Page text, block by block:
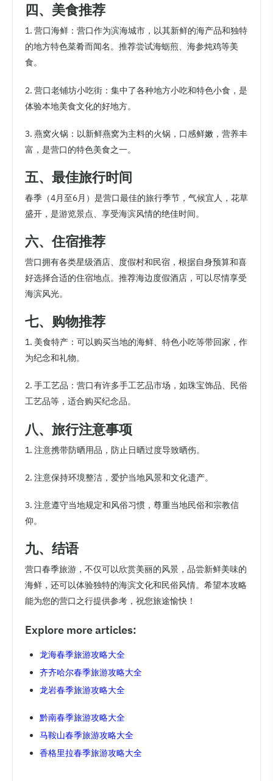
四、美食推荐
1. 营口海鲜：营口作为滨海城市，以其新鲜的海产品和独特
的地方特色菜肴而闻名。推荐尝试海蛎煎、海参炖鸡等美
食。
2. 营口老铺坊小吃街：集中了各种地方小吃和特色小食，是
体验本地美食文化的好地方。
3. 燕窝火锅：以新鲜燕窝为主料的火锅，口感鲜嫩，营养丰
富，是营口的特色美食之一。
五、最佳旅行时间
春季（4月至6月）是营口最佳的旅行季节，气候宜人，花草
盛开，是游览景点、享受海滨风情的绝佳时间。
六、住宿推荐
营口拥有各类星级酒店、度假村和民宿，根据自身预算和喜
好选择合适的住宿地点。推荐海边度假酒店，可以尽情享受
海滨风光。
七、购物推荐
1. 美食特产：可以购买当地的海鲜、特色小吃等带回家，作
为纪念和礼物。
2. 手工艺品：营口有许多手工艺品市场，如珠宝饰品、民俗
工艺品等，适合购买纪念品。
八、旅行注意事项
1. 注意携带防晒用品，防止日晒过度导致晒伤。
2. 注意保持环境整洁，爱护当地风景和文化遗产。
3. 注意遵守当地规定和风俗习惯，尊重当地民俗和宗教信
仰。
九、结语
营口春季旅游，不仅可以欣赏美丽的风景，品尝新鲜美味的
海鲜，还可以体验独特的海滨文化和民俗风情。希望本攻略
能为您的营口之行提供参考，祝您旅途愉快！
Explore more articles:
龙海春季旅游攻略大全
齐齐哈尔春季旅游攻略大全
龙岩春季旅游攻略大全
黔南春季旅游攻略大全
马鞍山春季旅游攻略大全
香格里拉春季旅游攻略大全